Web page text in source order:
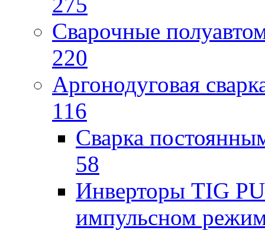
Сварочные
220
Аргонодуговая
116
Сварка
58
Инверторы TIG
импульсном